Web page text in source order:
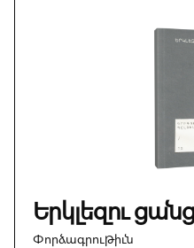
Երկլեզու
Փորձագրութիւն